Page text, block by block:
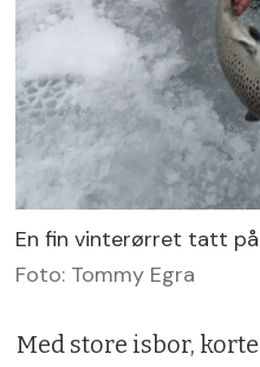
En fin vinterørret tatt
Foto: Tommy Egra
Med store isbor,